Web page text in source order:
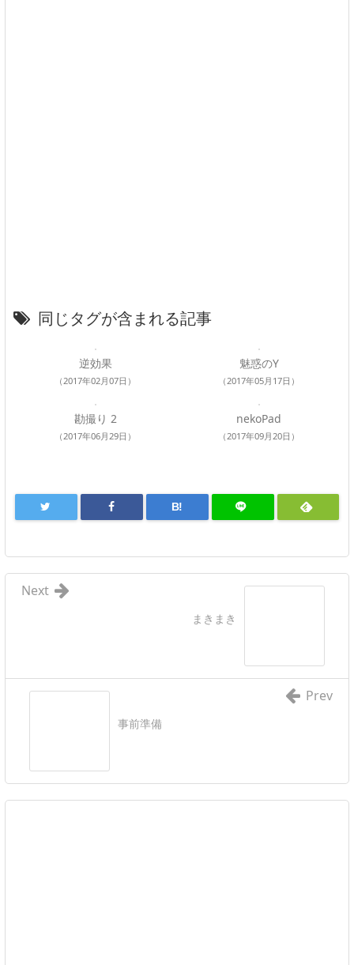
同じタグが含まれる記事
逆効果
（2017年02月07日）
魅惑のY
（2017年05月17日）
勘撮り 2
（2017年06月29日）
nekoPad
（2017年09月20日）
B!
まきまき
Next
事前準備
Prev